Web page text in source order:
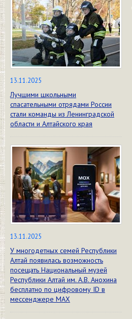
13.11.2025
Лучшими школьными
спасательными отрядами России
стали команды из Ленинградской
области и Алтайского края
13.11.2025
У многодетных семей Республики
Алтай появилась возможность
посещать Национальный музей
Республики Алтай им. А.В. Анохина
бесплатно по цифровому ID в
мессенджере МАХ